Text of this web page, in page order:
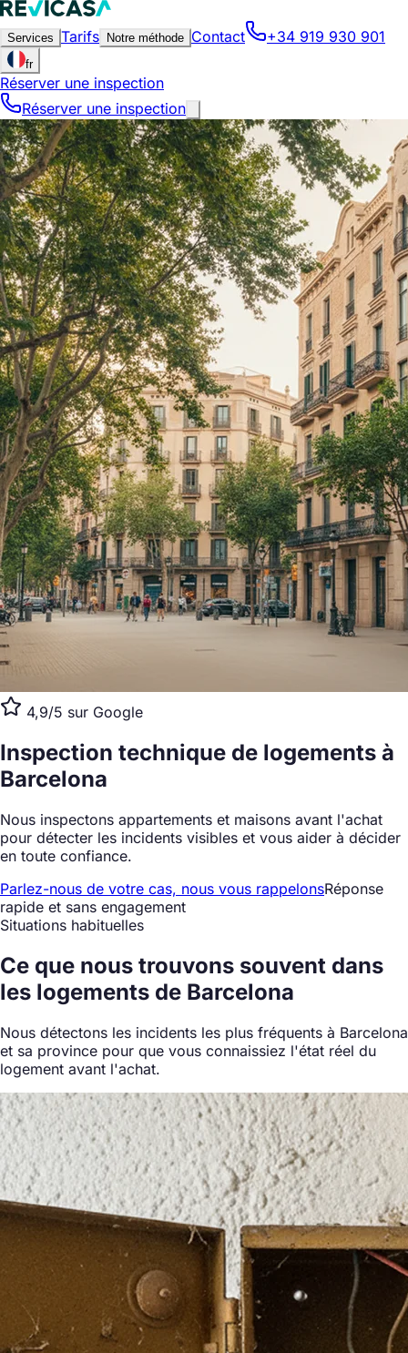
Services Tarifs Notre méthode Contact +34 919 930 901
fr
Réserver une inspection
Réserver une inspection
4,9/5 sur Google
Inspection technique de logements à
Barcelona
Nous inspectons appartements et maisons avant l'achat
pour détecter les incidents visibles et vous aider à décider
en toute confiance.
Parlez-nous de votre cas, nous vous rappelonsRéponse
rapide et sans engagement
Situations habituelles
Ce que nous trouvons souvent dans
les logements de Barcelona
Nous détectons les incidents les plus fréquents à Barcelona
et sa province pour que vous connaissiez l'état réel du
logement avant l'achat.